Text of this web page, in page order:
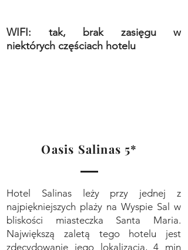
WIFI: tak, brak zasięgu w
niektórych częściach hotelu
Oasis Salinas 5*
Hotel Salinas leży przy jednej z
najpiękniejszych plaży na Wyspie Sal w
bliskości miasteczka Santa Maria.
Największą zaletą tego hotelu jest
zdecydowanie jego lokalizacja, 4 min